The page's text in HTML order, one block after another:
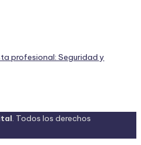
profesional: Seguridad y
. Todos los derechos